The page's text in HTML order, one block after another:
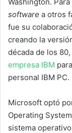
software a otros
fue su
creando la
década de los
empresa IBM
personal IBM PC.
Microsoft optó
Operating
sistema